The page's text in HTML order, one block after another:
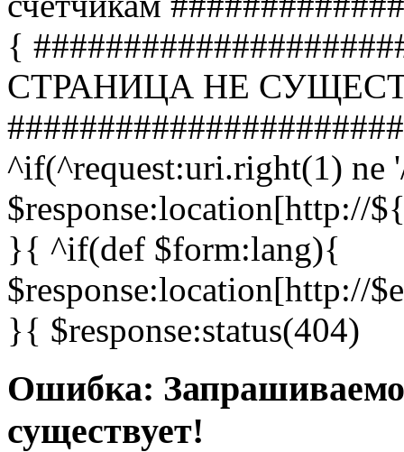
{
СТРАНИЦА НЕ
^if(^request:uri.right(1) ne
$response:location[http://
}{ ^if(def $form:lang){
$response:location[http://
}{ $response:status(404)
Ошибка:
существует!